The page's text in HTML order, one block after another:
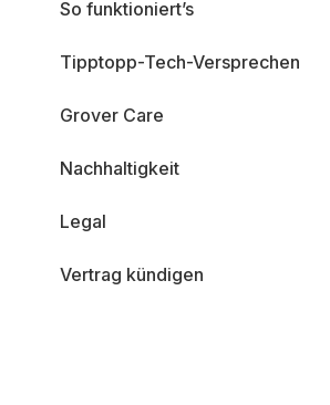
So funktioniert’s
Tipptopp-Tech-Versprechen
Grover Care
Nachhaltigkeit
Legal
Vertrag kündigen